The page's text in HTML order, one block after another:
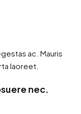
ac. Mauris
laoreet.
nec.